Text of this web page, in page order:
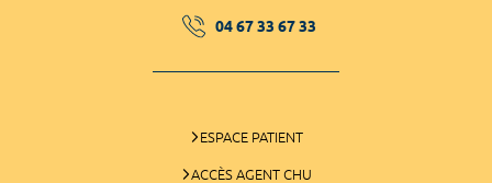
04 67 33 67 33
ESPACE PATIENT
ACCÈS AGENT CHU